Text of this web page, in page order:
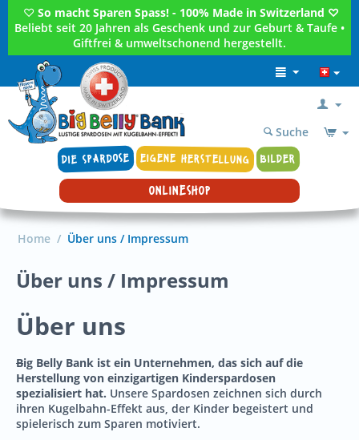
♡ So macht Sparen Spass! - 100% Made in Switzerland ♡
Beliebt seit 20 Jahren als Geschenk und zur Geburt & Taufe •
Giftfrei & umweltschonend hergestellt.
DIE SPARDOSE EIGENE HERSTELLUNG BILDER
Suche
ONLINESHOP
Home / Über uns / Impressum
Über uns / Impressum
Über uns
Big Belly Bank ist ein Unternehmen, das sich auf die
Herstellung von einzigartigen Kinderspardosen
spezialisiert hat. Unsere Spardosen zeichnen sich durch
ihren Kugelbahn-Effekt aus, der Kinder begeistert und
spielerisch zum Sparen motiviert.